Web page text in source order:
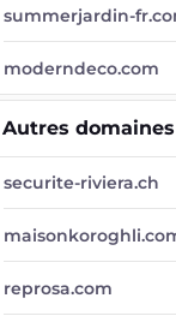
summerjardin-
moderndeco.com
Autres domaines
securite-riviera.ch
reprosa.com